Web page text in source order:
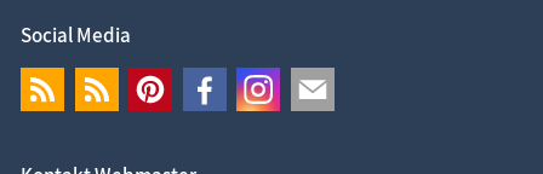
Social Media